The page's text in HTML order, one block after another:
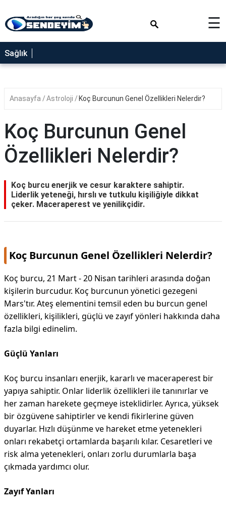
SAĞLIK
NEDİR
YEMEK
RÜYA
TABİRLERİ
GEZİLECEK
BLOG
☰
Sağlık
Anasayfa Astroloji Koç Burcunun Genel Özellikleri Nelerdir?
Koç Burcunun Genel
Özellikleri Nelerdir?
Koç burcu enerjik ve cesur karaktere sahiptir.
Liderlik yeteneği, hırslı ve tutkulu kişiliğiyle dikkat
çeker. Maceraperest ve yenilikçidir.
Koç Burcunun Genel Özellikleri Nelerdir?
Koç burcu, 21 Mart - 20 Nisan tarihleri arasında doğan
kişilerin burcudur. Koç burcunun yönetici gezegeni
Mars'tır. Ateş elementini temsil eden bu burcun genel
özellikleri, kişilikleri, güçlü ve zayıf yönleri hakkında daha
fazla bilgi edinelim.
Güçlü Yanları
Koç burcu insanları enerjik, kararlı ve maceraperest bir
yapıya sahiptir. Onlar liderlik özellikleri ile tanınırlar ve
her zaman harekete geçmeye isteklidirler. Ayrıca, yüksek
bir özgüvene sahiptirler ve kendi fikirlerine güven
duyarlar. Hızlı düşünme ve hareket etme yetenekleri
onları rekabetçi ortamlarda başarılı kılar. Cesaretleri ve
risk alma yetenekleri, onları zorlu durumlarla başa
çıkmada yardımcı olur.
Zayıf Yanları